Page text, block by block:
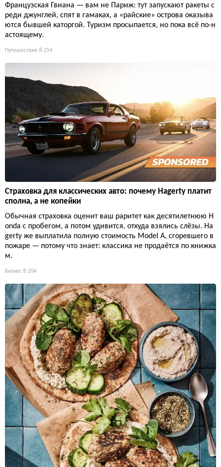
Французская Гвиана — вам не Париж: тут запускают ракеты с
реди джунглей, спят в гамаках, а «райские» острова оказыва
ются бывшей каторгой. Туризм просыпается, но пока всё по-н
астоящему.
Путешествия 8 254
Страховка для классических авто: почему Hagerty платит
сполна, а не копейки
Обычная страховка оценит ваш раритет как десятилетнюю H
onda с пробегом, а потом удивится, откуда взялись слёзы. Ha
gerty же выплатила полную стоимость Model A, сгоревшего в
пожаре — потому что знает: классика не продаётся по книжка
м.
Бизнес 8 204